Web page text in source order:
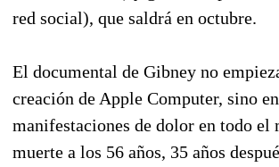
red social), que saldrá en octubre.
El documental de Gibney no
creación de Apple Computer, sino
manifestaciones de dolor en todo el
muerte a los 56 años, 35 años